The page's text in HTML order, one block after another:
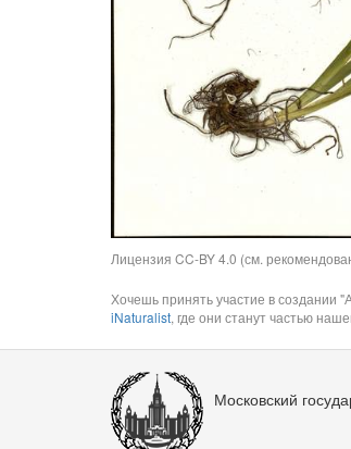
Лицензия CC-BY 4.0 (см.
Хочешь принять участие в создании
iNaturalist, где они станут частью
Московский